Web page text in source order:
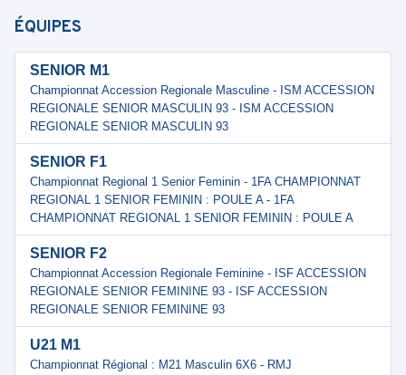
ÉQUIPES
SENIOR M1
Championnat Accession Regionale Masculine - ISM ACCESSION
REGIONALE SENIOR MASCULIN 93 - ISM ACCESSION
REGIONALE SENIOR MASCULIN 93
SENIOR F1
Championnat Regional 1 Senior Feminin - 1FA CHAMPIONNAT
REGIONAL 1 SENIOR FEMININ : POULE A - 1FA
CHAMPIONNAT REGIONAL 1 SENIOR FEMININ : POULE A
SENIOR F2
Championnat Accession Regionale Feminine - ISF ACCESSION
REGIONALE SENIOR FEMININE 93 - ISF ACCESSION
REGIONALE SENIOR FEMININE 93
U21 M1
Championnat Régional : M21 Masculin 6X6 - RMJ